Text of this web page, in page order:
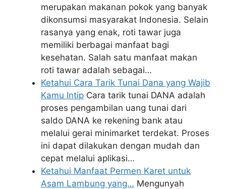
merupakan makanan pokok yang banyak
dikonsumsi masyarakat Indonesia. Selain
rasanya yang enak, roti tawar juga
memiliki berbagai manfaat bagi
kesehatan. Salah satu manfaat makan
roti tawar adalah sebagai…
Ketahui Cara Tarik Tunai Dana yang Wajib
Kamu Intip Cara tarik tunai DANA adalah
proses pengambilan uang tunai dari
saldo DANA ke rekening bank atau
melalui gerai minimarket terdekat. Proses
ini dapat dilakukan dengan mudah dan
cepat melalui aplikasi…
Ketahui Manfaat Permen Karet untuk
Asam Lambung yang… Mengunyah